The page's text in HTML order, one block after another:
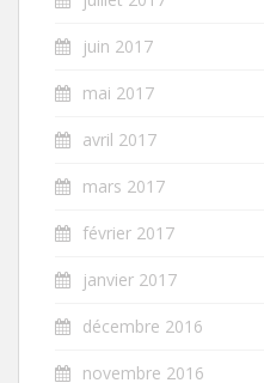
juin 2017
mai 2017
avril 2017
mars 2017
février 2017
janvier 2017
décembre 2016
novembre 2016